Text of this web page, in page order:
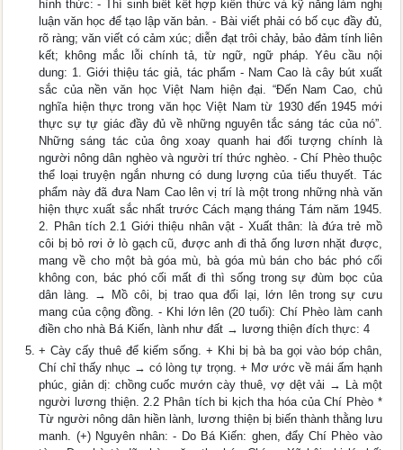
hình thức: - Thí sinh biết kết hợp kiến thức và kỹ năng làm nghị
luận văn học để tạo lập văn bản. - Bài viết phải có bố cục đầy đủ,
rõ ràng; văn viết có cảm xúc; diễn đạt trôi chảy, bảo đảm tính liên
kết; không mắc lỗi chính tả, từ ngữ, ngữ pháp. Yêu cầu nội
dung: 1. Giới thiệu tác giả, tác phẩm - Nam Cao là cây bút xuất
sắc của nền văn học Việt Nam hiện đại. “Đến Nam Cao, chủ
nghĩa hiện thực trong văn học Việt Nam từ 1930 đến 1945 mới
thực sự tự giác đầy đủ về những nguyên tắc sáng tác của nó”.
Những sáng tác của ông xoay quanh hai đối tượng chính là
người nông dân nghèo và người trí thức nghèo. - Chí Phèo thuộc
thể loại truyện ngắn nhưng có dung lượng của tiểu thuyết. Tác
phẩm này đã đưa Nam Cao lên vị trí là một trong những nhà văn
hiện thực xuất sắc nhất trước Cách mạng tháng Tám năm 1945.
2. Phân tích 2.1 Giới thiệu nhân vật - Xuất thân: là đứa trẻ mồ
côi bị bỏ rơi ở lò gạch cũ, được anh đi thả ống lươn nhặt được,
mang về cho một bà góa mù, bà góa mù bán cho bác phó cối
không con, bác phó cối mất đi thì sống trong sự đùm bọc của
dân làng. → Mồ côi, bị trao qua đổi lại, lớn lên trong sự cưu
mang của cộng đồng. - Khi lớn lên (20 tuổi): Chí Phèo làm canh
điền cho nhà Bá Kiến, lành như đất → lương thiện đích thực: 4
+ Cày cấy thuê để kiếm sống. + Khi bị bà ba gọi vào bóp chân,
Chí chỉ thấy nhục → có lòng tự trọng. + Mơ ước về mái ấm hạnh
phúc, giản dị: chồng cuốc mướn cày thuê, vợ dệt vải → Là một
người lương thiện. 2.2 Phân tích bi kịch tha hóa của Chí Phèo *
Từ người nông dân hiền lành, lương thiện bị biến thành thằng lưu
manh. (+) Nguyên nhân: - Do Bá Kiến: ghen, đẩy Chí Phèo vào